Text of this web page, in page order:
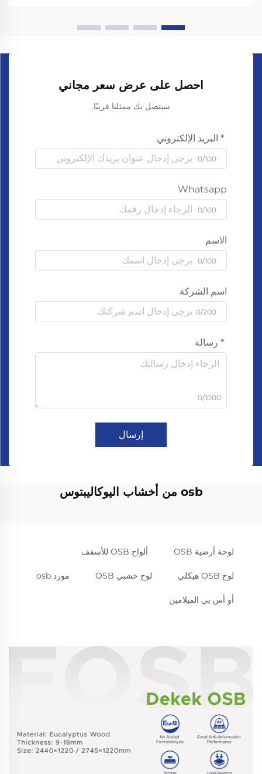
احصل على عرض سعر مجاني
سيتصل بك ممثلنا قريبًا.
البريد الإلكتروني
0/100
Whatsapp
0/100
الاسم
0/100
اسم الشركة
0/200
رسالة
0/1000
إرسال
osb من أخشاب اليوكاليبتوس
لوحة أرضية OSB ألواح OSB للأسقف
لوح OSB هيكلي لوح خشبي OSB مورد osb
أو أس بي الميلامين